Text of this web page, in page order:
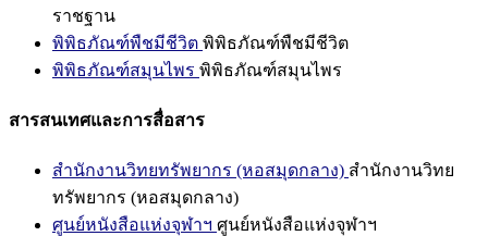
ราชฐาน
พิพิธภัณฑ์พืชมีชีวิต พิพิธภัณฑ์พืชมีชีวิต
พิพิธภัณฑ์สมุนไพร พิพิธภัณฑ์สมุนไพร
สารสนเทศและการสื่อสาร
สำนักงานวิทยทรัพยากร (หอสมุดกลาง) สำนักงานวิทย
ทรัพยากร (หอสมุดกลาง)
ศูนย์หนังสือแห่งจุฬาฯ ศูนย์หนังสือแห่งจุฬาฯ